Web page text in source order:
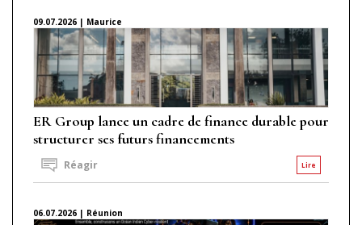
09.07.2026 | Maurice
ER Group lance un cadre de finance durable pour
structurer ses futurs financements
Lire
Réagir
06.07.2026 | Réunion